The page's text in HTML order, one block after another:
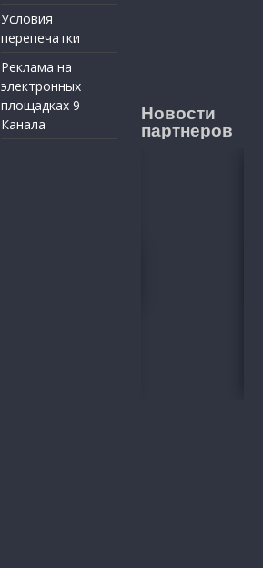
Условия
перепечатки
Реклама на
электронных
площадках 9
Канала
Новости
партнеров